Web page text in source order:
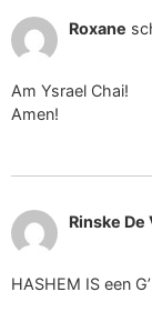
Roxane
Am Ysrael Chai!
Amen!
Rinske De
HASHEM IS een